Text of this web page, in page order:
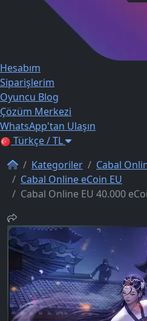
Hesabım
Siparişlerim
Oyuncu Blog
Çözüm Merkezi
WhatsApp'tan Ulaşın
Türkçe / TL
Kategoriler
Cabal
Cabal Online eCoin EU
Cabal Online EU 40.000